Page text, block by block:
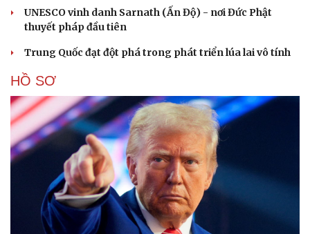
UNESCO vinh danh Sarnath (Ấn Độ) - nơi Đức Phật
thuyết pháp đầu tiên
Trung Quốc đạt đột phá trong phát triển lúa lai vô tính
HỒ SƠ